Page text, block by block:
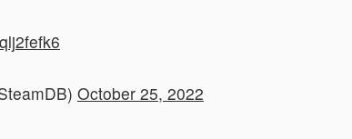
October 25, 2022